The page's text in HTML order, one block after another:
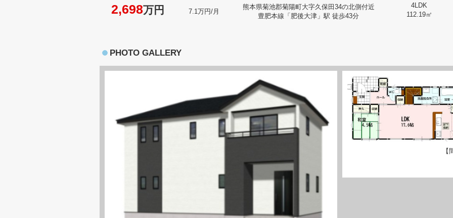
2,698万円 7.1万円/月
熊本県菊池郡菊陽町大字久保田34の北側付近
豊肥本線「肥後大津」駅 徒歩43分
4LDK
112.19㎡
PHOTO GALLERY
【